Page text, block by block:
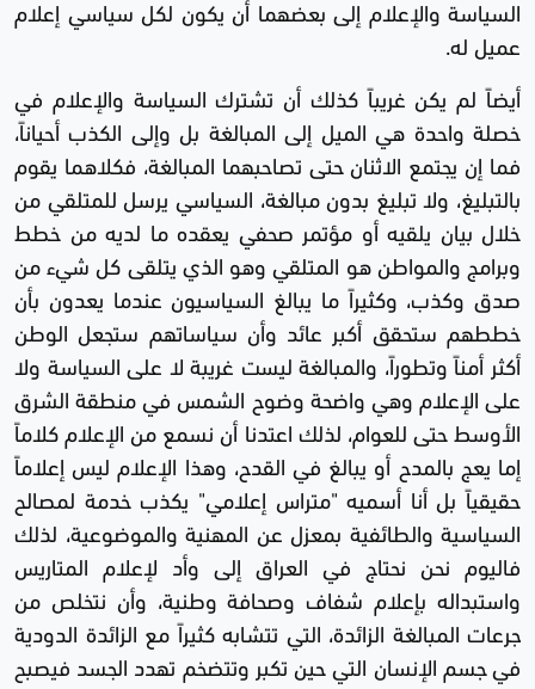
السياسة والإعلام إلى بعضهما أن يكون لكل سياسي إعلام
عميل له.
أيضاً لم يكن غريباً كذلك أن تشترك السياسة والإعلام في
خصلة واحدة هي الميل إلى المبالغة بل وإلى الكذب أحياناً،
فما إن يجتمع الاثنان حتى تصاحبهما المبالغة، فكلاهما يقوم
بالتبليغ، ولا تبليغ بدون مبالغة، السياسي يرسل للمتلقي من
خلال بيان يلقيه أو مؤتمر صحفي يعقده ما لديه من خطط
وبرامج والمواطن هو المتلقي وهو الذي يتلقى كل شيء من
صدق وكذب، وكثيراً ما يبالغ السياسيون عندما يعدون بأن
خططهم ستحقق أكبر عائد وأن سياساتهم ستجعل الوطن
أكثر أمناً وتطوراً، والمبالغة ليست غريبة لا على السياسة ولا
على الإعلام وهي واضحة وضوح الشمس في منطقة الشرق
الأوسط حتى للعوام، لذلك اعتدنا أن نسمع من الإعلام كلاماً
إما يعج بالمدح أو يبالغ في القدح، وهذا الإعلام ليس إعلاماً
حقيقياً بل أنا أسميه "متراس إعلامي" يكذب خدمة لمصالح
السياسية والطائفية بمعزل عن المهنية والموضوعية، لذلك
فاليوم نحن نحتاج في العراق إلى وأد لإعلام المتاريس
واستبداله بإعلام شفاف وصحافة وطنية، وأن نتخلص من
جرعات المبالغة الزائدة، التي تتشابه كثيراً مع الزائدة الدودية
في جسم الإنسان التي حين تكبر وتتضخم تهدد الجسد فيصبح